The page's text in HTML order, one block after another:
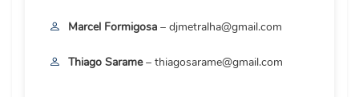
Marcel Formigosa – djmetralha@gmail.com
Thiago Sarame– thiagosarame@gmail.com